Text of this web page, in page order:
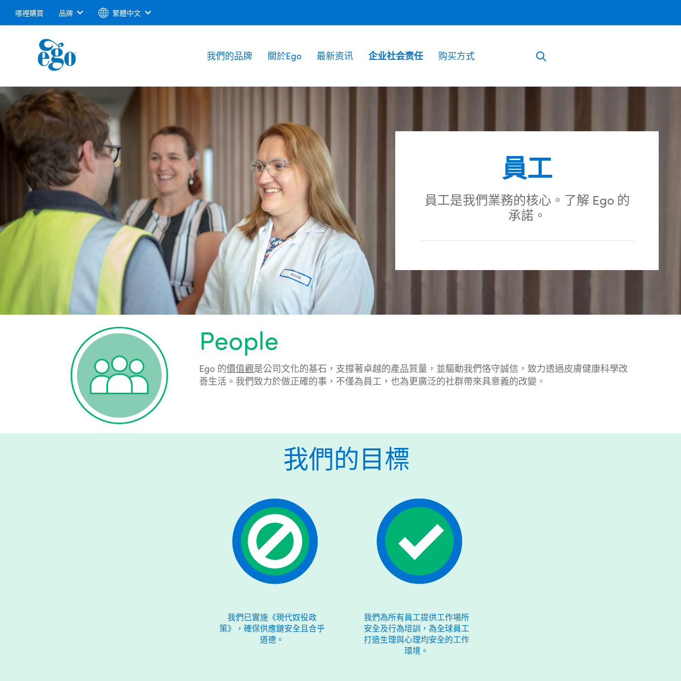
哪裡購買 品牌 繁體中文
我們的品牌 關於Ego 最新资讯 企业社会责任 购买方式
員工
員工是我們業務的核心。了解 Ego 的
承諾。
People
Ego 的價值觀是公司文化的基石，支撐著卓越的產品質量，並驅動我們恪守誠信，致力透過皮膚健康科學改
善生活。我們致力於做正確的事，不僅為員工，也為更廣泛的社群帶來具意義的改變。
我們的目標
我們已實施《現代奴役政
策》，確保供應鏈安全且合乎
道德。
我們為所有員工提供工作場所
安全及行為培訓，為全球員工
打造生理與心理均安全的工作
環境。